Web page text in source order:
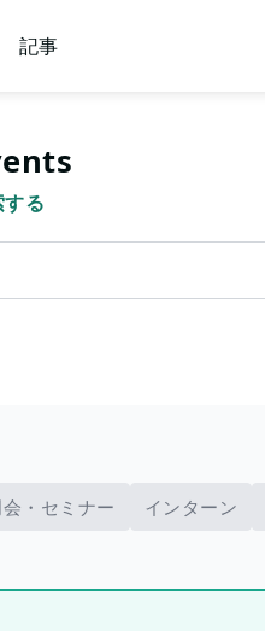
記事
る
・セミナー インターン